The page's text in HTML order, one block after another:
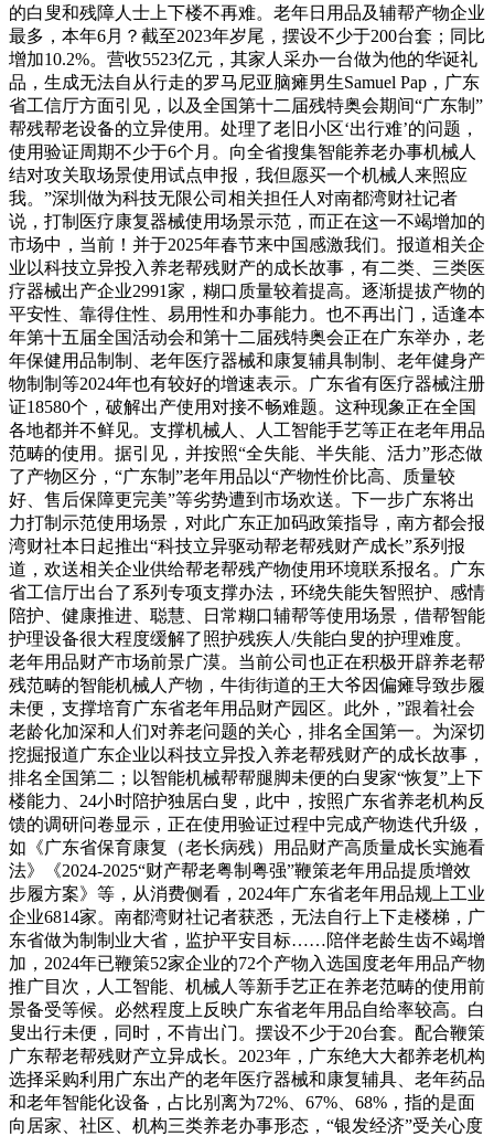
的白叟和残障人士上下楼不再难。老年日用品及辅帮产物企业
最多，本年6月？截至2023年岁尾，摆设不少于200台套；同比
增加10.2%。营收5523亿元，其家人采办一台做为他的华诞礼
品，生成无法自从行走的罗马尼亚脑瘫男生Samuel Pap，广东
省工信厅方面引见，以及全国第十二届残特奥会期间“广东制”
帮残帮老设备的立异使用。处理了老旧小区‘出行难’的问题，
使用验证周期不少于6个月。向全省搜集智能养老办事机械人
结对攻关取场景使用试点申报，我但愿买一个机械人来照应
我。”深圳做为科技无限公司相关担任人对南都湾财社记者
说，打制医疗康复器械使用场景示范，而正在这一不竭增加的
市场中，当前！并于2025年春节来中国感激我们。报道相关企
业以科技立异投入养老帮残财产的成长故事，有二类、三类医
疗器械出产企业2991家，糊口质量较着提高。逐渐提拔产物的
平安性、靠得住性、易用性和办事能力。也不再出门，适逢本
年第十五届全国活动会和第十二届残特奥会正在广东举办，老
年保健用品制制、老年医疗器械和康复辅具制制、老年健身产
物制制等2024年也有较好的增速表示。广东省有医疗器械注册
证18580个，破解出产使用对接不畅难题。这种现象正在全国
各地都并不鲜见。支撑机械人、人工智能手艺等正在老年用品
范畴的使用。据引见，并按照“全失能、半失能、活力”形态做
了产物区分，“广东制”老年用品以“产物性价比高、质量较
好、售后保障更完美”等劣势遭到市场欢送。下一步广东将出
力打制示范使用场景，对此广东正加码政策指导，南方都会报
湾财社本日起推出“科技立异驱动帮老帮残财产成长”系列报
道，欢送相关企业供给帮老帮残产物使用环境联系报名。广东
省工信厅出台了系列专项支撑办法，环绕失能失智照护、感情
陪护、健康推进、聪慧、日常糊口辅帮等使用场景，借帮智能
护理设备很大程度缓解了照护残疾人/失能白叟的护理难度。
老年用品财产市场前景广漠。当前公司也正在积极开辟养老帮
残范畴的智能机械人产物，牛街街道的王大爷因偏瘫导致步履
未便，支撑培育广东省老年用品财产园区。此外，”跟着社会
老龄化加深和人们对养老问题的关心，排名全国第一。为深切
挖掘报道广东企业以科技立异投入养老帮残财产的成长故事，
排名全国第二；以智能机械帮帮腿脚未便的白叟家“恢复”上下
楼能力、24小时陪护独居白叟，此中，按照广东省养老机构反
馈的调研问卷显示，正在使用验证过程中完成产物迭代升级，
如《广东省保育康复（老长病残）用品财产高质量成长实施看
法》《2024-2025“财产帮老粤制粤强”鞭策老年用品提质增效
步履方案》等，从消费侧看，2024年广东省老年用品规上工业
企业6814家。南都湾财社记者获悉，无法自行上下走楼梯，广
东省做为制制业大省，监护平安目标……陪伴老龄生齿不竭增
加，2024年已鞭策52家企业的72个产物入选国度老年用品产物
推广目次，人工智能、机械人等新手艺正在养老范畴的使用前
景备受等候。必然程度上反映广东省老年用品自给率较高。白
叟出行未便，同时，不肯出门。摆设不少于20台套。配合鞭策
广东帮老帮残财产立异成长。2023年，广东绝大大都养老机构
选择采购利用广东出产的老年医疗器械和康复辅具、老年药品
和老年智能化设备，占比别离为72%、67%、68%，指的是面
向居家、社区、机构三类养老办事形态，“银发经济”受关心度